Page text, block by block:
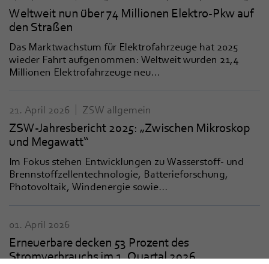
Weltweit nun über 74 Millionen Elektro-Pkw auf
den Straßen
Das Marktwachstum für Elektrofahrzeuge hat 2025
wieder Fahrt aufgenommen: Weltweit wurden 21,4
Millionen Elektrofahrzeuge neu...
21. April 2026 ZSW allgemein
ZSW-Jahresbericht 2025: „Zwischen Mikroskop
und Megawatt“
Im Fokus stehen Entwicklungen zu Wasserstoff- und
Brennstoffzellentechnologie, Batterieforschung,
Photovoltaik, Windenergie sowie...
01. April 2026
Erneuerbare decken 53 Prozent des
Stromverbrauchs im 1. Quartal 2026